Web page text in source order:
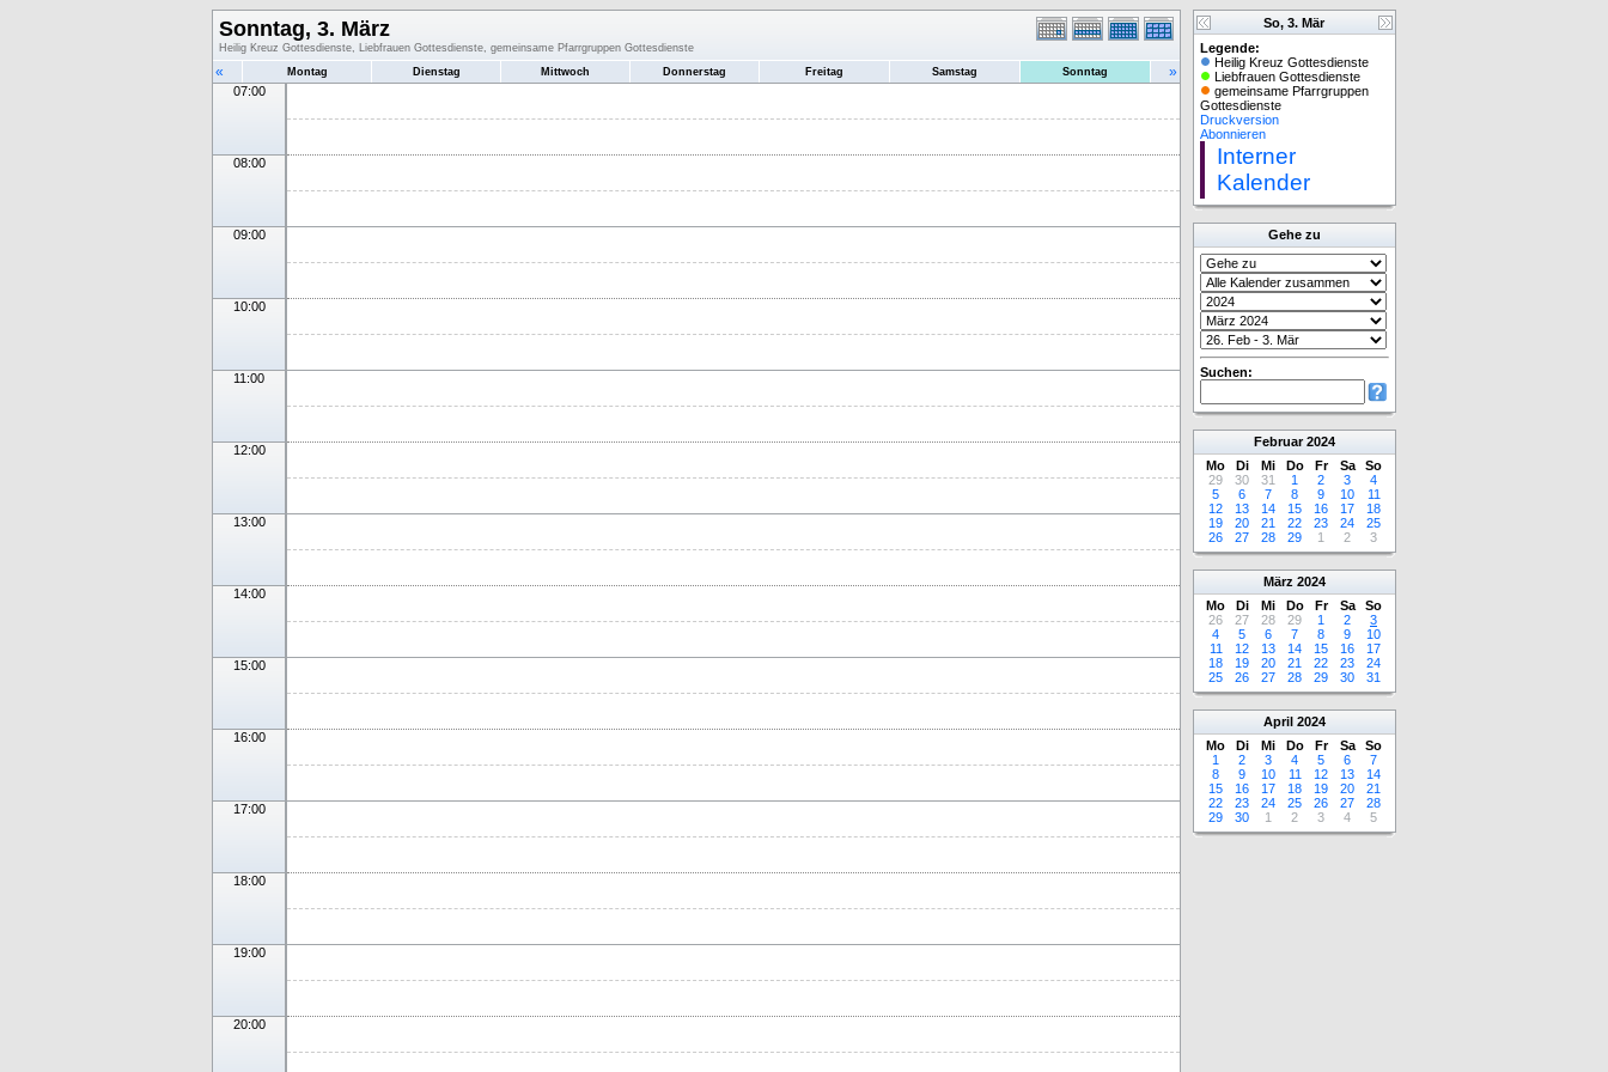
Sonntag, 3. März
Heilig Kreuz Gottesdienste, Liebfrauen Gottesdienste, gemeinsame Pfarrgruppen Gottesdienste
« Montag Dienstag Mittwoch Donnerstag Freitag Samstag Sonntag »
07:00
08:00
09:00
10:00
11:00
12:00
13:00
14:00
15:00
16:00
17:00
18:00
19:00
20:00
So, 3. Mär
Legende:
Heilig Kreuz Gottesdienste
Liebfrauen Gottesdienste
gemeinsame Pfarrgruppen
Gottesdienste
Druckversion
Abonnieren
Interner
Kalender
Gehe zu
Suchen:
Februar 2024
Mo
Di Mi Do Fr Sa
So
29
30 31 1 2 3
4
5
6 7 8 9 10
11
12
13 14 15 16 17
18
19
20 21 22 23 24
25
26
27 28 29 1 2 3
März 2024
Mo
Di Mi Do Fr Sa
So
26
27 28 29 1 2
3
4
5 6 7 8 9
10
11
12 13 14 15 16
17
18
19 20 21 22 23
24
25
26 27 28 29 30 31
April 2024
Mo
Di Mi Do Fr Sa
So
1
2 3 4 5 6
7
8
9 10 11 12 13
14
15
16 17 18 19 20
21
22
23 24 25 26 27
28
29
30 1 2 3 4 5